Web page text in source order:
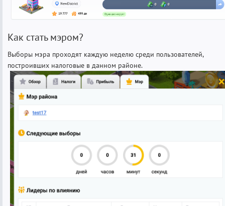
Как стать мэром?
Выборы мэра проходят каждую неделю среди пользователей,
построивших налоговые в данном районе.